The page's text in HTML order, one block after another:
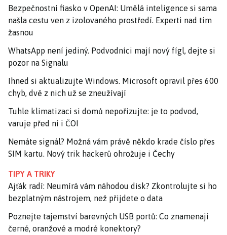
Bezpečnostní fiasko v OpenAI: Umělá inteligence si sama
našla cestu ven z izolovaného prostředí. Experti nad tím
žasnou
WhatsApp není jediný. Podvodníci mají nový fígl, dejte si
pozor na Signalu
Ihned si aktualizujte Windows. Microsoft opravil přes 600
chyb, dvě z nich už se zneužívají
Tuhle klimatizaci si domů nepořizujte: je to podvod,
varuje před ní i ČOI
Nemáte signál? Možná vám právě někdo krade číslo přes
SIM kartu. Nový trik hackerů ohrožuje i Čechy
TIPY A TRIKY
Ajťák radí: Neumírá vám náhodou disk? Zkontrolujte si ho
bezplatným nástrojem, než přijdete o data
Poznejte tajemství barevných USB portů: Co znamenají
černé, oranžové a modré konektory?